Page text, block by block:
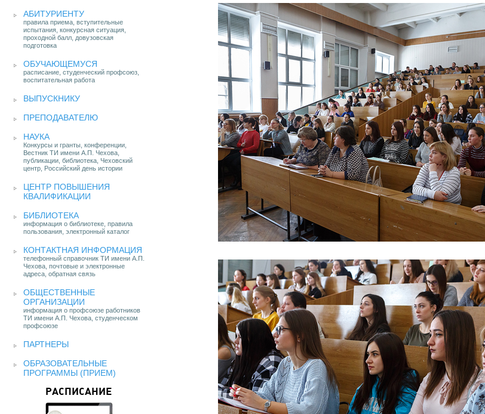
АБИТУРИЕНТУ
правила приема, вступительные
испытания, конкурсная ситуация,
проходной балл, довузовская
подготовка
ОБУЧАЮЩЕМУСЯ
расписание, студенческий профсоюз,
воспитательная работа
ВЫПУСКНИКУ
ПРЕПОДАВАТЕЛЮ
НАУКА
Конкурсы и гранты, конференции,
Вестник ТИ имени А.П. Чехова,
публикации, библиотека, Чеховский
центр, Российский день истории
ЦЕНТР ПОВЫШЕНИЯ
КВАЛИФИКАЦИИ
БИБЛИОТЕКА
информация о библиотеке, правила
пользования, электронный каталог
КОНТАКТНАЯ ИНФОРМАЦИЯ
телефонный справочник ТИ имени А.П.
Чехова, почтовые и электронные
адреса, обратная связь
ОБЩЕСТВЕННЫЕ
ОРГАНИЗАЦИИ
информация о профсоюзе работников
ТИ имени А.П. Чехова, студенческом
профсоюзе
ПАРТНЕРЫ
ОБРАЗОВАТЕЛЬНЫЕ
ПРОГРАММЫ (ПРИЕМ)
РАСПИСАНИЕ